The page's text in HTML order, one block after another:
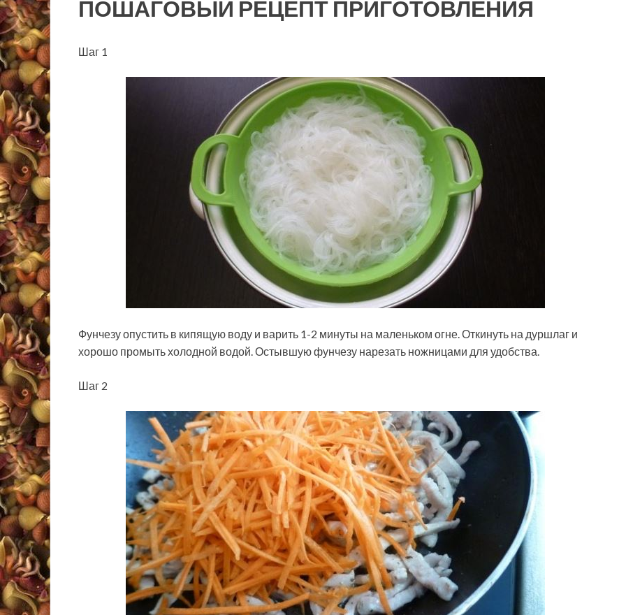
ПОШАГОВЫЙ РЕЦЕПТ ПРИГОТОВЛЕНИЯ
Шаг 1
Фунчезу опустить в кипящую воду и варить 1-2 минуты на маленьком огне. Откинуть на дуршлаг и
хорошо промыть холодной водой. Остывшую фунчезу нарезать ножницами для удобства.
Шаг 2